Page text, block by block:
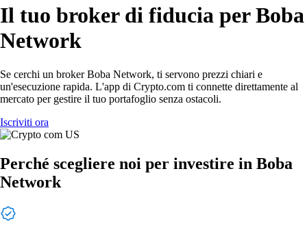
Il tuo broker di fiducia per Boba
Network
Se cerchi un broker Boba Network, ti servono prezzi chiari e
un'esecuzione rapida. L'app di Crypto.com ti connette direttamente al
mercato per gestire il tuo portafoglio senza ostacoli.
Iscriviti ora
Perché scegliere noi per investire in Boba
Network